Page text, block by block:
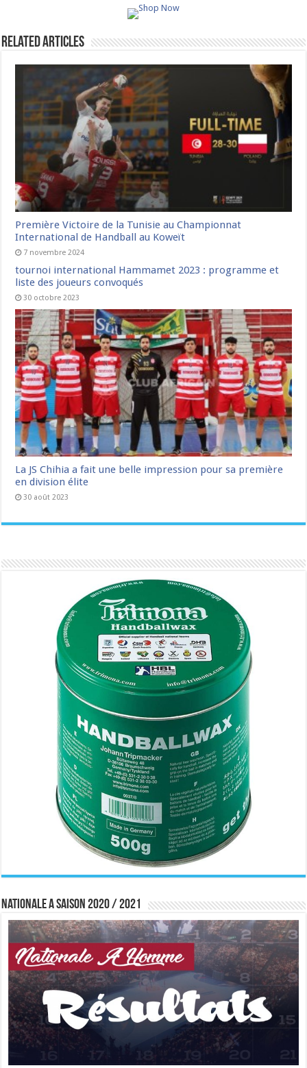
Related Articles
Première Victoire de la Tunisie au Championnat
International de Handball au Koweït
7 novembre 2024
tournoi international Hammamet 2023 : programme et
liste des joueurs convoqués
30 octobre 2023
La JS Chihia a fait une belle impression pour sa première
en division élite
30 août 2023
Nationale A saison 2020 / 2021